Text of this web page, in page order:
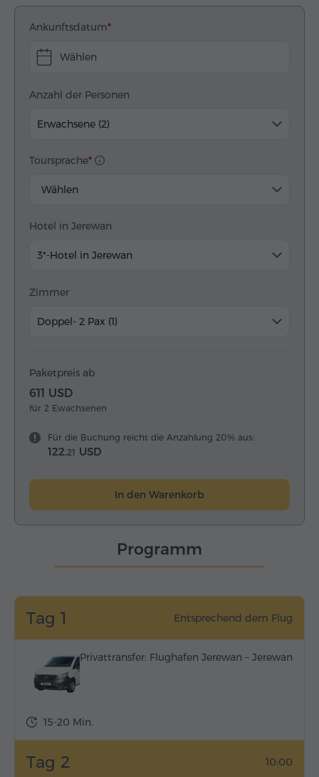
Ankunftsdatum
Wählen
Anzahl der Personen
Erwachsene (2)
Toursprache
Wählen
Hotel in Jerewan
3*-Hotel in Jerewan
Zimmer
Doppel- 2 Pax (1)
Paketpreis ab
611 USD
für 2 Ewachsenen
Für die Buchung reicht die Anzahlung 20% aus:
122.21 USD
In den Warenkorb
Programm
Tag 1 Entsprechend dem Flug
Privattransfer: Flughafen Jerewan – Jerewan
15-20 Min.
Tag 2 10:00